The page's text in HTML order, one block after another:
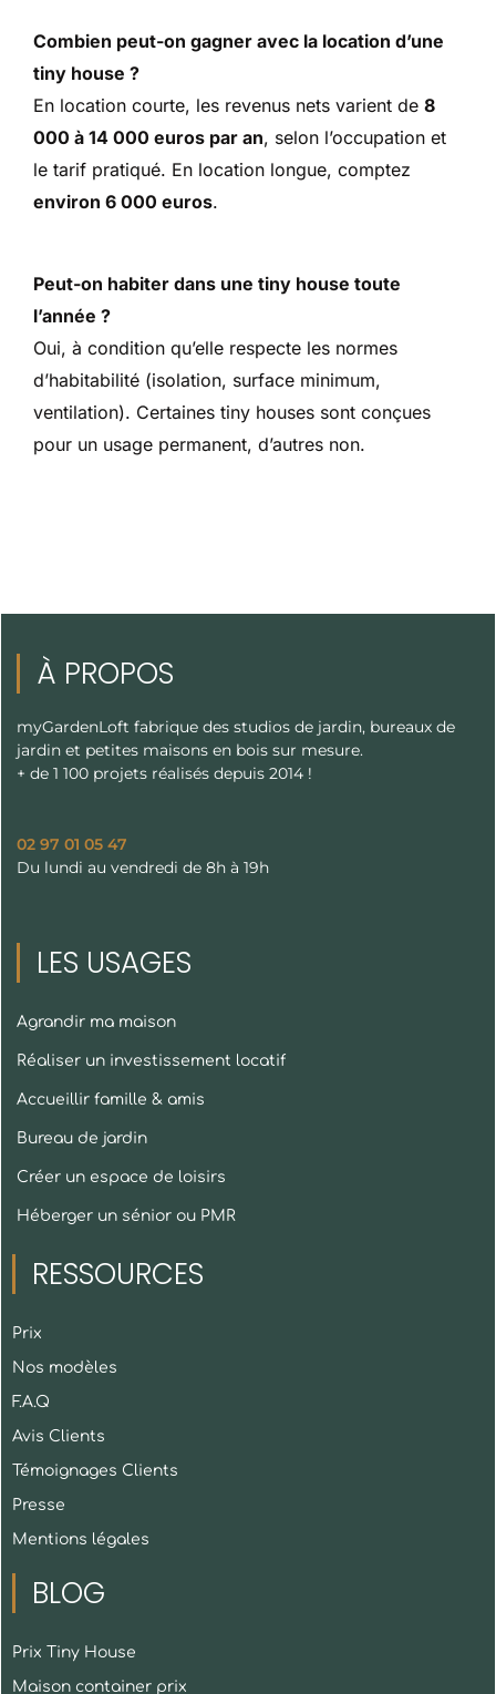
Combien peut-on gagner avec la location d’une
tiny house ?
En location courte, les revenus nets varient de 8
000 à 14 000 euros par an, selon l’occupation et
le tarif pratiqué. En location longue, comptez
environ 6 000 euros.
Peut-on habiter dans une tiny house toute
l’année ?
Oui, à condition qu’elle respecte les normes
d’habitabilité (isolation, surface minimum,
ventilation). Certaines tiny houses sont conçues
pour un usage permanent, d’autres non.
À PROPOS
myGardenLoft fabrique des studios de jardin, bureaux de
jardin et petites maisons en bois sur mesure.
+ de 1 100 projets réalisés depuis 2014 !
02 97 01 05 47
Du lundi au vendredi de 8h à 19h
LES USAGES
Agrandir ma maison
Réaliser un investissement locatif
Accueillir famille & amis
Bureau de jardin
Créer un espace de loisirs
Héberger un sénior ou PMR
RESSOURCES
Prix
Nos modèles
F.A.Q
Avis Clients
Témoignages Clients
Presse
Mentions légales
BLOG
Prix Tiny House
Maison container prix